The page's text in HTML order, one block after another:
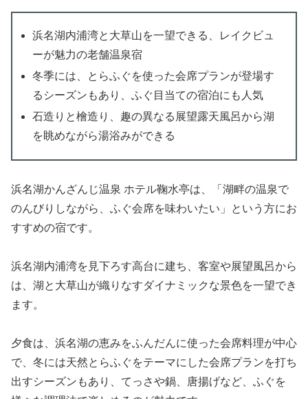
浜名湖内浦湾と大草山を一望できる、レイクビュ
ーが魅力の老舗温泉宿
冬季には、とらふぐを使った会席プランが登場す
るシーズンもあり、ふぐ目当ての宿泊にも人気
石造りと檜造り、趣の異なる展望露天風呂から湖
を眺めながら湯浴みができる
浜名湖かんざんじ温泉 ホテル鞠水亭は、「湖畔の温泉で
のんびりしながら、ふぐ会席を味わいたい」という方にお
すすめの宿です。
浜名湖内浦湾を見下ろす高台に建ち、客室や展望風呂から
は、湖と大草山が織りなすダイナミックな景色を一望でき
ます。
夕食は、浜名湖の恵みをふんだんに使った会席料理が中心
で、冬には天然とらふぐをテーマにした会席プランを打ち
出すシーズンもあり、てっさや鍋、唐揚げなど、ふぐを